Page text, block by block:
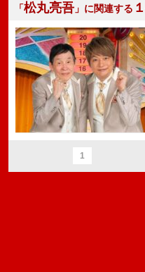
「松丸亮吾 」に関連する １
1